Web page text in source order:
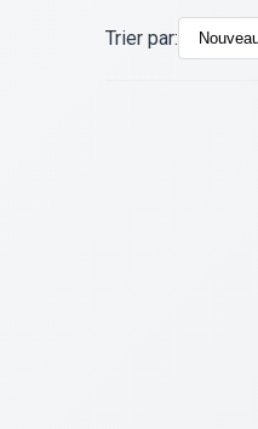
Trier par: